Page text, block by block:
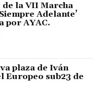
la VII Marcha
Adelante’
por AYAC.
plaza de Iván
Europeo sub23 de